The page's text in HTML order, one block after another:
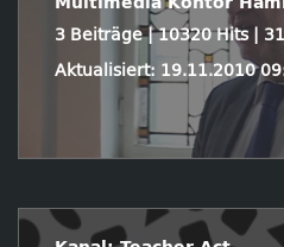
3 Beiträge | 10320 Hits |
Aktualisiert: 19.11.2010